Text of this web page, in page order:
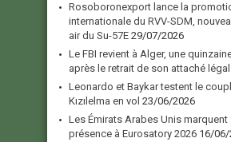
Rosoboronexport lance la
internationale du RVV-SDM,
air du Su-57E 29/07/2026
Le FBI revient à Alger, une
après le retrait de son attaché légal
Leonardo et Baykar testent le
Kızılelma en vol 23/06/2026
Les Émirats Arabes Unis
présence à Eurosatory 2026 16/06/